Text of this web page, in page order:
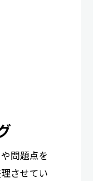
問題点を
させてい